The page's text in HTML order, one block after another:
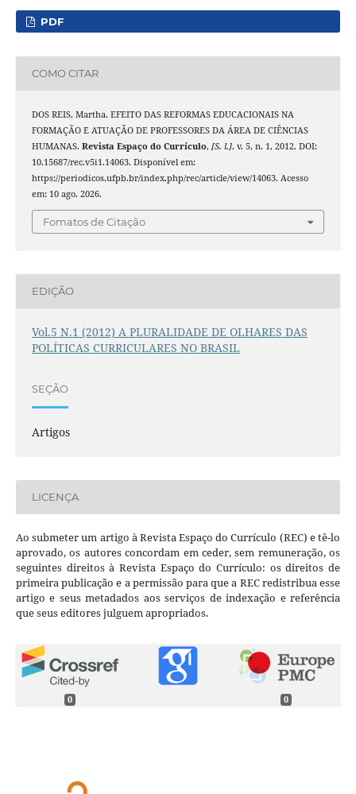
PDF
COMO CITAR
DOS REIS, Martha. EFEITO DAS REFORMAS EDUCACIONAIS NA
FORMAÇÃO E ATUAÇÃO DE PROFESSORES DA ÁREA DE CIÊNCIAS
HUMANAS. Revista Espaço do Currículo, [S. l.], v. 5, n. 1, 2012. DOI:
10.15687/rec.v5i1.14063. Disponível em:
https://periodicos.ufpb.br/index.php/rec/article/view/14063. Acesso
em: 10 ago. 2026.
Fomatos de Citação
EDIÇÃO
Vol.5 N.1 (2012) A PLURALIDADE DE OLHARES DAS
POLÍTICAS CURRICULARES NO BRASIL
SEÇÃO
Artigos
LICENÇA
Ao submeter um artigo à Revista Espaço do Currículo (REC) e tê-lo
aprovado, os autores concordam em ceder, sem remuneração, os
seguintes direitos à Revista Espaço do Currículo: os direitos de
primeira publicação e a permissão para que a REC redistribua esse
artigo e seus metadados aos serviços de indexação e referência
que seus editores julguem apropriados.
0 0